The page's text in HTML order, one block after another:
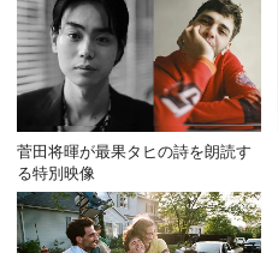
菅田将暉が最果タヒの詩を朗読す
る特別映像